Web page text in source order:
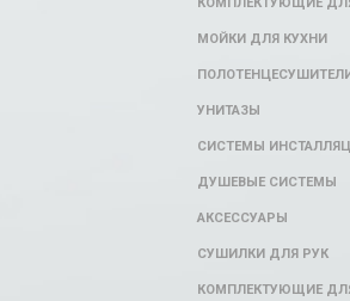
МОЙКИ ДЛЯ КУХНИ
УНИТАЗЫ
СИСТЕМЫ
ДУШЕВЫЕ СИСТЕМЫ
АКСЕССУАРЫ
СУШИЛКИ ДЛЯ РУК
КОМПЛЕКТУЮЩИЕ